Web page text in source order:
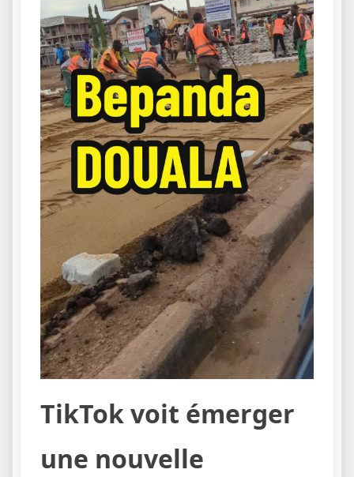
TikTok voit émerger
une nouvelle